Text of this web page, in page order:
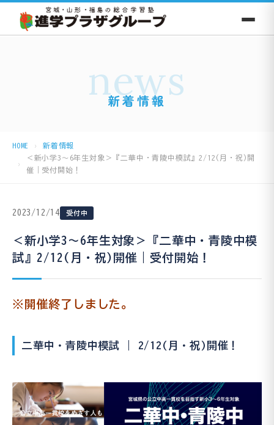
news
新着情報
HOME
新着情報
＜新小学3～6年生対象＞『二華中・青陵中模試』2/12(月・祝)開
催｜受付開始！
2023/12/14 受付中
＜新小学3～6年生対象＞『二華中・青陵中模
試』2/12(月・祝)開催｜受付開始！
※開催終了しました。
二華中・青陵中模試 | 2/12(月・祝)開催！